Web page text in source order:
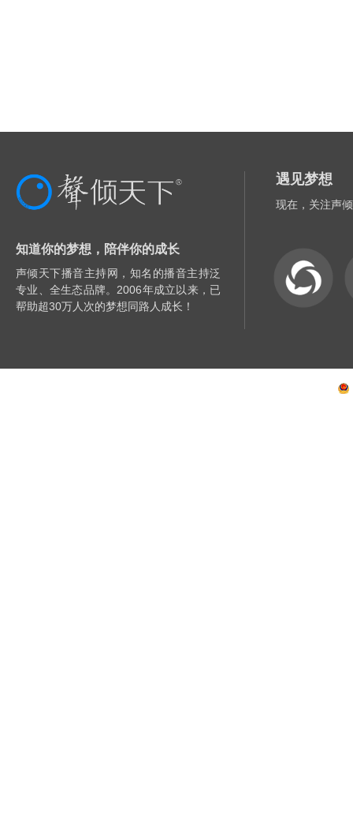
知道你的梦想，陪伴你的成长
声倾天下播音主持网，知名的播音主持泛
专业、全生态品牌。2006年成立以来，已
帮助超30万人次的梦想同路人成长！
遇见梦想
现在，关注声